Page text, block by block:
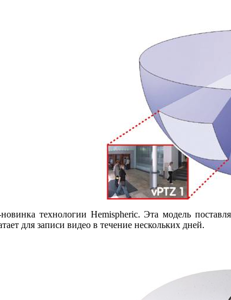
технологии Hemispheric. Эта модель
для записи видео в течение нескольких дней.